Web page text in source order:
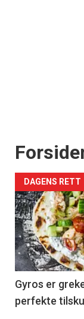
DAGENS RETT
Gyros er
perfekte